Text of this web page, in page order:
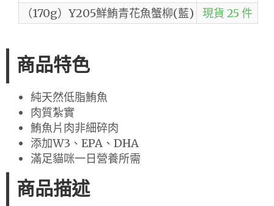
（170g）Y205鮮鮪青花魚蟹柳(藍)
現貨 25 件
商品特色
純天然低脂鮪魚
肉質紮實
鮪魚片肉非細碎肉
添加W3、EPA、DHA
滿足貓咪一日營養所需
商品描述